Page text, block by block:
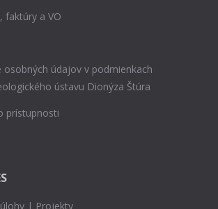
faktúry a VO
osobných údajov v podmienkach
ústavu Dionýza Štúra
prístupnosti
| Projekty